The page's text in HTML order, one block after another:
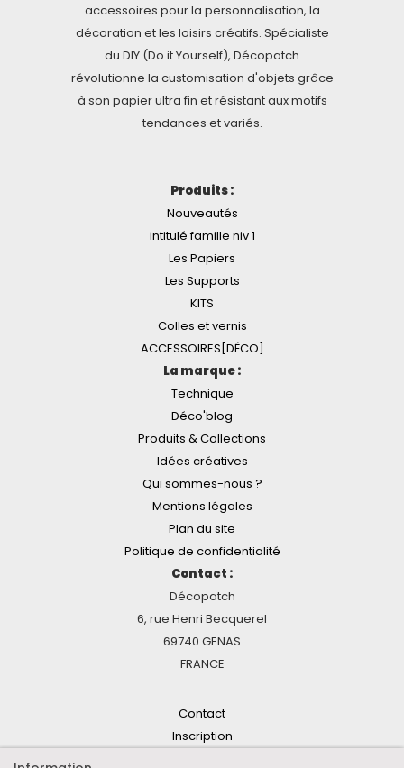
accessoires pour la personnalisation, la
décoration et les loisirs créatifs. Spécialiste
du DIY (Do it Yourself), Décopatch
révolutionne la customisation d'objets grâce
à son papier ultra fin et résistant aux motifs
tendances et variés.
Produits :
Nouveautés
intitulé famille niv 1
Les Papiers
Les Supports
KITS
Colles et vernis
ACCESSOIRES[DÉCO]
La marque :
Technique
Déco'blog
Produits & Collections
Idées créatives
Qui sommes-nous ?
Mentions légales
Plan du site
Politique de confidentialité
Contact :
Décopatch
6, rue Henri Becquerel
69740 GENAS
FRANCE
Contact
Inscription